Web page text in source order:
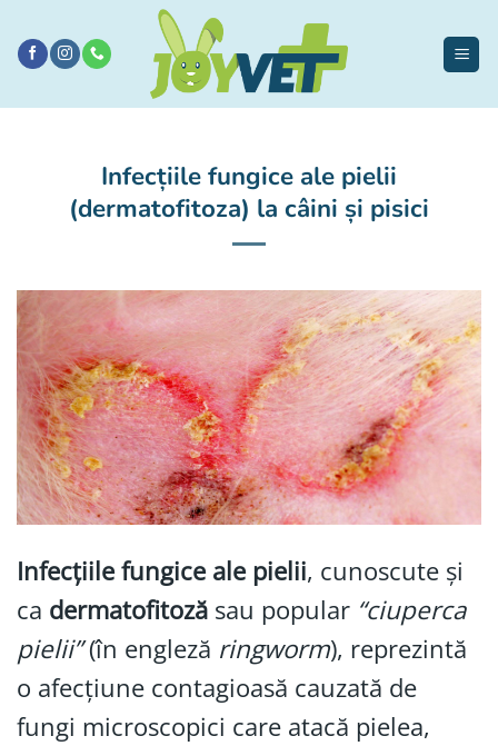
conținut
Infecțiile fungice ale pielii
(dermatofitoza) la câini și pisici
Infecțiile fungice ale pielii, cunoscute și
ca dermatofitoză sau popular “ciuperca
pielii”(în engleză ringworm), reprezintă
o afecțiune contagioasă cauzată de
fungi microscopici care atacă pielea,